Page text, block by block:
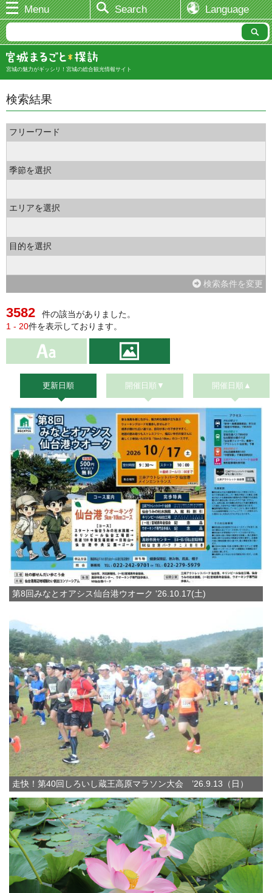
Menu Search Language
宮城の魅力がギッシリ！宮城の総合観光情報サイト
検索結果
フリーワード
季節を選択
エリアを選択
目的を選択
検索条件を変更
3582
件の該当がありました。
1 - 20件を表示しております。
更新日順 開催日順▼ 開催日順▲
第8回みなとオアシス仙台港ウオーク '26.10.17(土)
走快！第40回しろいし蔵王高原マラソン大会 ’26.9.13（日）